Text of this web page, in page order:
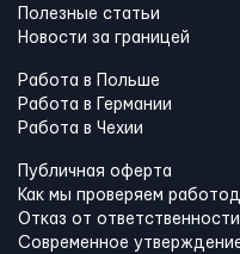
Полезные статьи
Новости за границей
Работа в Польше
Работа в Германии
Работа в Чехии
Публичная оферта
Как мы проверяем
Отказ от ответственности
Современное